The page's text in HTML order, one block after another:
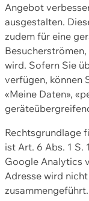
Angebot
ausgestalten.
zudem für eine
wird. Sofern Sie
verfügen, können
«Meine Daten»,
Rechtsgrundlage
ist Art. 6 Abs. 1 S.
Google Analytics
Adresse wird